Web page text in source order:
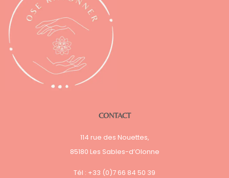
CONTACT
114 rue des Nouettes,
85180 Les Sables-d’Olonne
Tél : +33 (0)7 66 84 50 39